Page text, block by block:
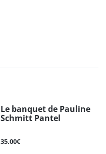
Le banquet de Pauline
Schmitt Pantel
35.00€